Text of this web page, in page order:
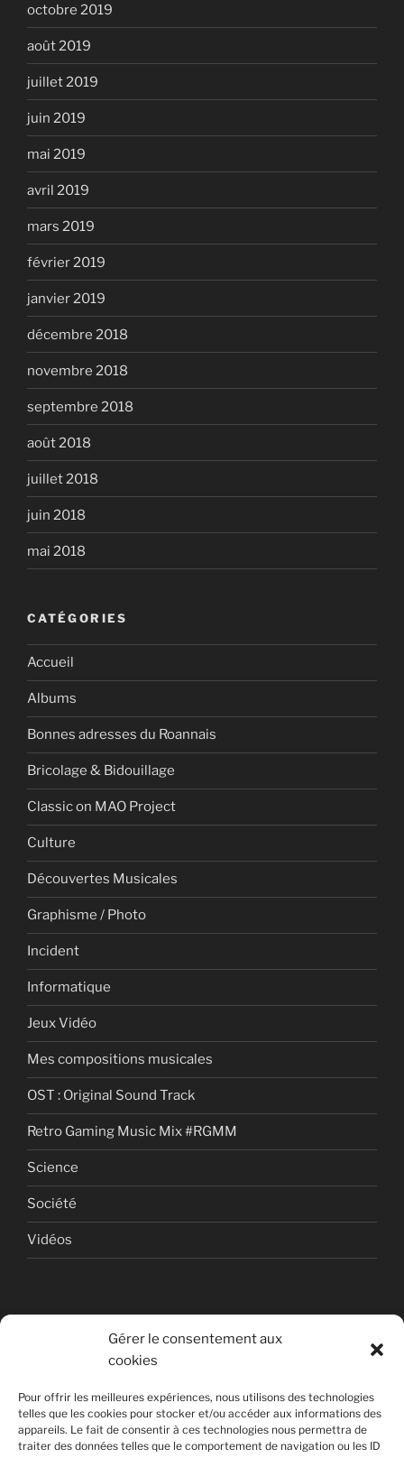
Gérer le consentement aux
cookies
Pour offrir les meilleures expériences, nous utilisons des technologies
telles que les cookies pour stocker et/ou accéder aux informations des
appareils. Le fait de consentir à ces technologies nous permettra de
traiter des données telles que le comportement de navigation ou les ID
octobre 2019
août 2019
juillet 2019
juin 2019
mai 2019
avril 2019
mars 2019
février 2019
janvier 2019
décembre 2018
novembre 2018
septembre 2018
août 2018
juillet 2018
juin 2018
mai 2018
CATÉGORIES
Accueil
Albums
Bonnes adresses du Roannais
Bricolage & Bidouillage
Classic on MAO Project
Culture
Découvertes Musicales
Graphisme / Photo
Incident
Informatique
Jeux Vidéo
Mes compositions musicales
OST : Original Sound Track
Retro Gaming Music Mix #RGMM
Science
Société
Vidéos
© Copyright Quentin PETITEVILLE
France - 2008 - 2025
All Rights Reserved